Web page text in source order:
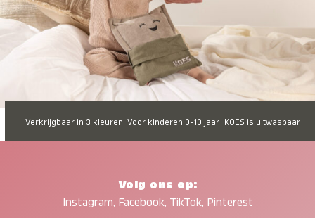
Verkrijgbaar in 3 kleuren Voor kinderen 0-10 jaar KOES is uitwasbaar
Volg ons op:
Instagram, Facebook, TikTok, Pinterest